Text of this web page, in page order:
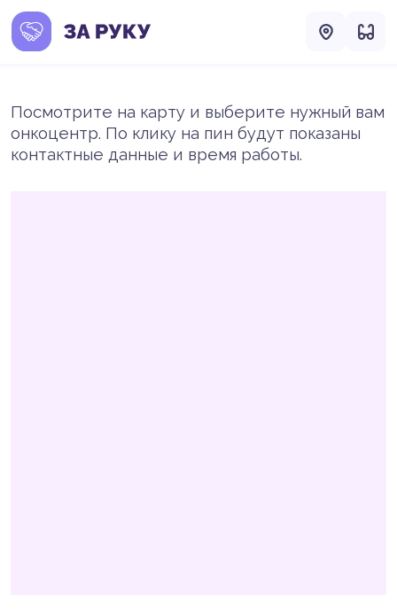
Посмотрите на карту и выберите нужный вам
онкоцентр. По клику на пин будут показаны
контактные данные и время работы.